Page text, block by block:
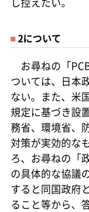
2について
お尋ねの「
ついては、日本
ない。また、米
規定に基づき設
務省、環境省、
対策が実効的な
ろ、お尋ねの「
の具体的な協議
すると同国政府
ること等から、